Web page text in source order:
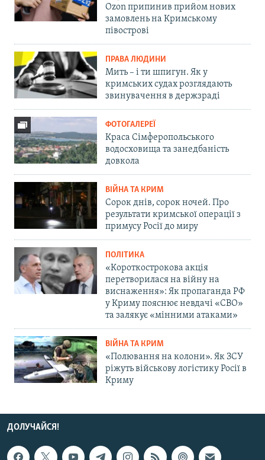
Ozon припинив прийом нових
замовлень на Кримському
півострові
ПРАВА ЛЮДИНИ
Мить – і ти шпигун. Як у
кримських судах розглядають
звинувачення в держзраді
ФОТОГАЛЕРЕЇ
Краса Сімферопольського
водосховища та занедбаність
довкола
ВІЙНА ТА КРИМ
Сорок днів, сорок ночей. Про
результати кримської операції з
примусу Росії до миру
ПОЛІТИКА
«Короткострокова акція
перетворилася на війну на
виснаження»: Як пропаганда РФ
у Криму пояснює невдачі «СВО»
та залякує «мінними атаками»
ВІЙНА ТА КРИМ
«Полювання на колони». Як ЗСУ
ріжуть військову логістику Росії в
Криму
ДОЛУЧАЙСЯ!